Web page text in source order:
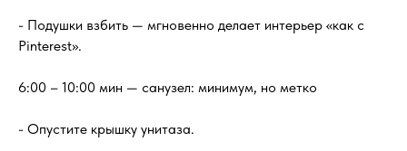
- Подушки взбить — мгновенно делает интерьер «как с
Pinterest».
6:00 – 10:00 мин — санузел: минимум, но метко
- Опустите крышку унитаза.